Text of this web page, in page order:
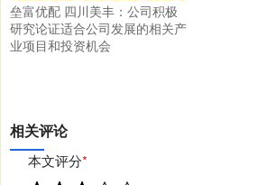
垒富优配 四川美丰：公司积极
研究论证适合公司发展的相关产
业项目和投资机会
相关评论
本文评分*